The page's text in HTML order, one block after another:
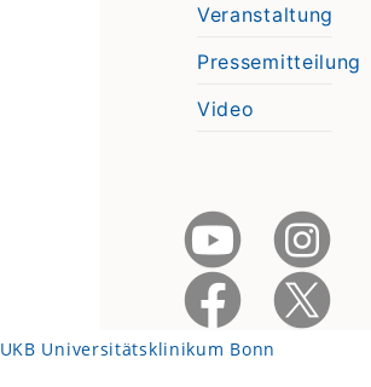
Veranstaltung
Pressemitteilung
Video
UKB Universitätsklinikum Bonn